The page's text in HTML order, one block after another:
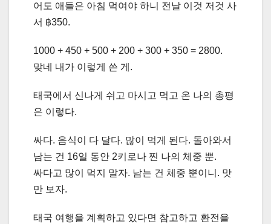
어도 애들은 아침 먹여야 하니 전날 이것 저것 사
서 ฿350.
1000 + 450 + 500 + 200 + 300 + 350 = 2800.
맞네 내가 이렇게 쓴 게.
태국에서 신나게 쉬고 마시고 먹고 온 나의 총평
은 이렇다.
싸다. 음식이 다 달다. 많이 먹게 된다. 돌아와서
남는 건 16일 동안 2키로나 찐 나의 체중 뿐.
싸다고 많이 먹지 말자. 남는 건 체중 뿐이니. 맛
만 보자.
태국 여행을 계획하고 있다면 참고하고 환전을